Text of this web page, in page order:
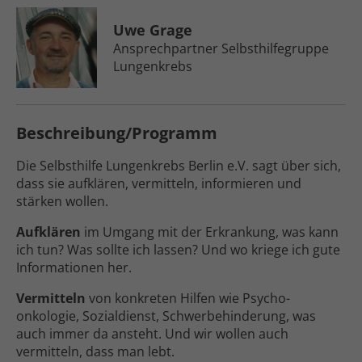
Uwe Grage
Ansprech­­partner Selbsthilf­­e­gruppe
Lungenkrebs
Beschreibung/Programm
Die Selbsthilfe Lungenkrebs Berlin e.V. sagt über sich,
dass sie aufklären, vermitteln, informieren und
stärken wollen.
Aufklären im Umgang mit der Erkrankung, was kann
ich tun? Was sollte ich lassen? Und wo kriege ich gute
Informationen her.
Vermitteln von konkreten Hilfen wie Psycho­
onkologie, Sozial­dienst, Schwer­behinderung, was
auch immer da ansteht. Und wir wollen auch
vermitteln, dass man lebt.